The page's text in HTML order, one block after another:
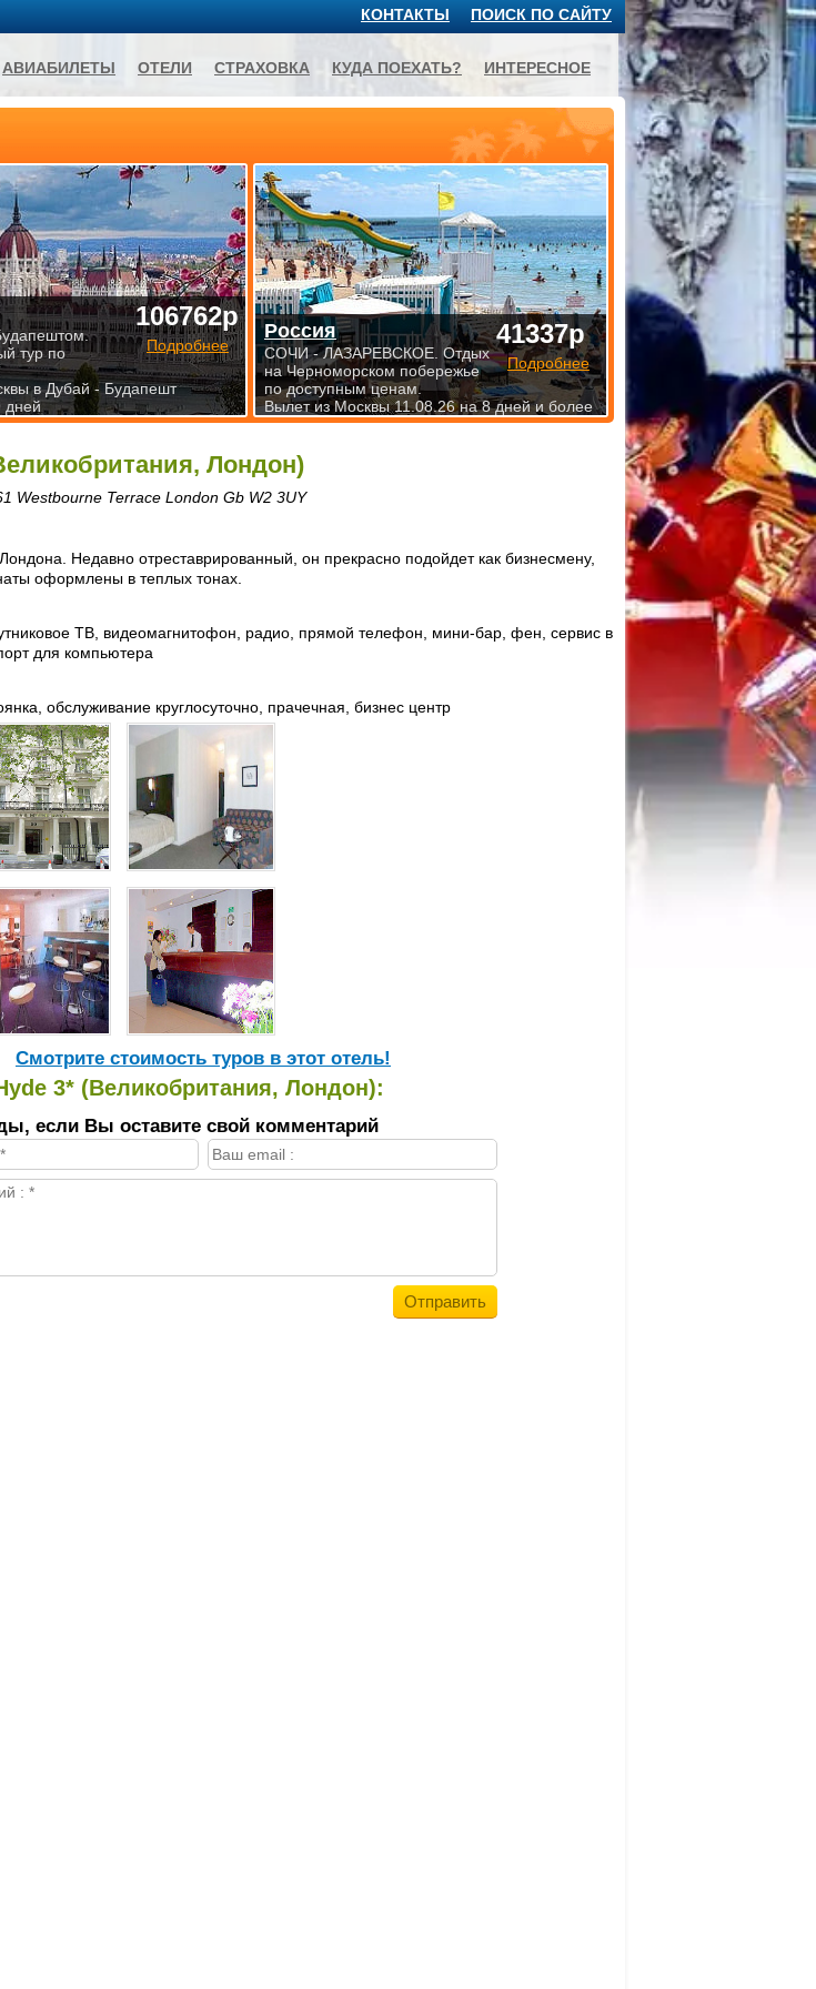
Лондон)
Westbourne Terrace London Gb W2 3UY
Недавно отреставрированный, он прекрасно подойдет как бизнесмену,
оформлены в теплых тонах.
ТВ, видеомагнитофон, радио, прямой телефон, мини-бар, фен, сервис в
для компьютера
обслуживание круглосуточно, прачечная, бизнес центр
Cмотрите стоимость туров в этот отель!
3* (Великобритания, Лондон):
если Вы оставите свой комментарий
106762р
Подробнее
тур по
в Дубай - Будапешт
дней
41337р
Подробнее
Россия
СОЧИ - ЛАЗАРЕВСКОЕ. Отдых
на Черноморском побережье
по доступным ценам.
Вылет из Москвы 11.08.26 на 8 дней и более
ПОИСК ПО САЙТУ
КОНТАКТЫ
АВИАБИЛЕТЫ ОТЕЛИ СТРАХОВКА КУДА ПОЕХАТЬ? ИНТЕРЕСНОЕ